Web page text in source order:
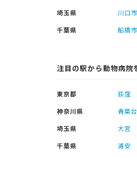
埼玉県
川口市
千葉県
船橋市
注目の駅から動物病院
東京都 荻窪
神奈川県
青葉台
埼玉県
大宮
千葉県
浦安